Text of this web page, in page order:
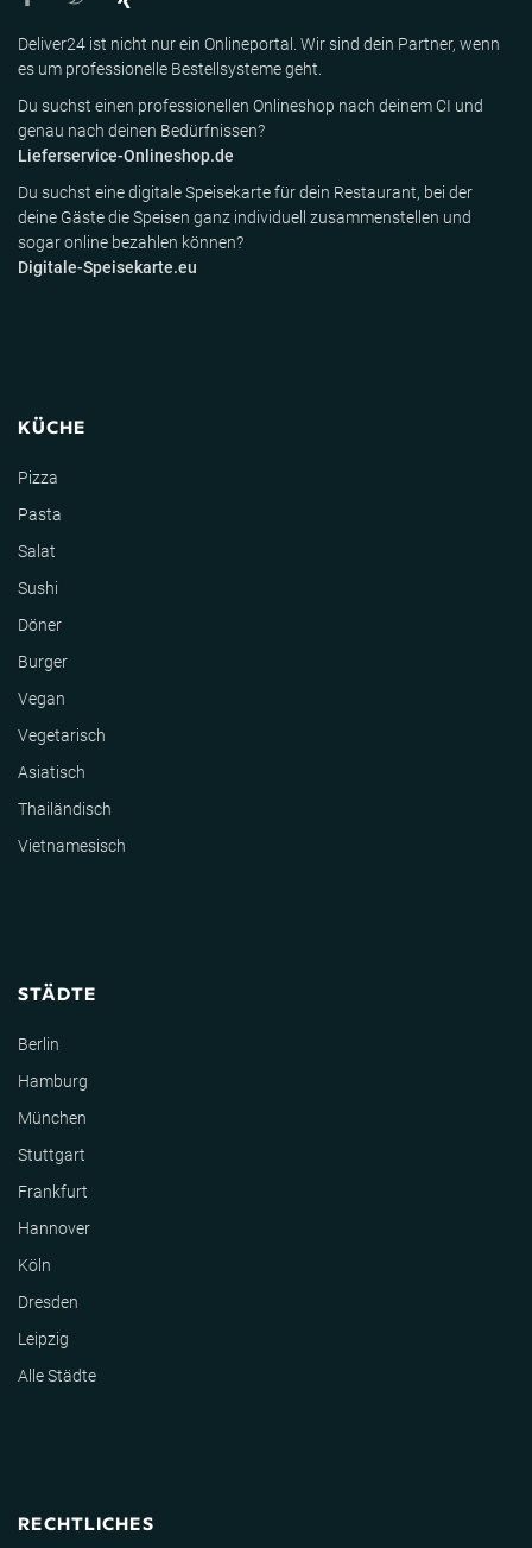
Deliver24 ist nicht nur ein Onlineportal. Wir sind dein Partner, wenn
es um professionelle Bestellsysteme geht.
Du suchst einen professionellen Onlineshop nach deinem CI und
genau nach deinen Bedürfnissen?
Lieferservice-Onlineshop.de
Du suchst eine digitale Speisekarte für dein Restaurant, bei der
deine Gäste die Speisen ganz individuell zusammenstellen und
sogar online bezahlen können?
Digitale-Speisekarte.eu
KÜCHE
Pizza
Pasta
Salat
Sushi
Döner
Burger
Vegan
Vegetarisch
Asiatisch
Thailändisch
Vietnamesisch
STÄDTE
Berlin
Hamburg
München
Stuttgart
Frankfurt
Hannover
Köln
Dresden
Leipzig
Alle Städte
RECHTLICHES